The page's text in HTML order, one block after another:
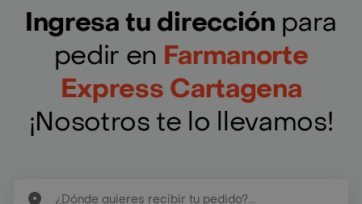
Ingresa tu dirección para
pedir en Farmanorte
Express Cartagena
¡Nosotros te lo llevamos!